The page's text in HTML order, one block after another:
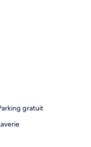
gratuite vers la plage
gratuit